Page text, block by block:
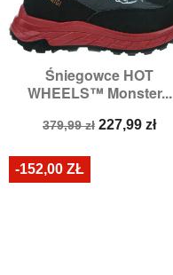
Śniegowce HOT
WHEELS™ Monster...
Cena
379,99 zł Cena
227,99 zł
-152,00 ZŁ